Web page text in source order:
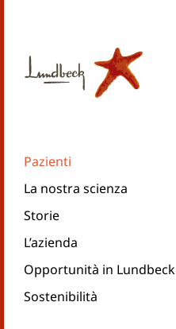
Pazienti
La nostra scienza
Storie
L’azienda
Opportunità in Lundbeck
Sostenibilità